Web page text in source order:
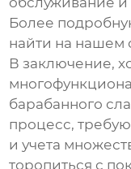
Более
найти на нашем
В заключение,
барабанного
процесс,
и учета
торопиться с